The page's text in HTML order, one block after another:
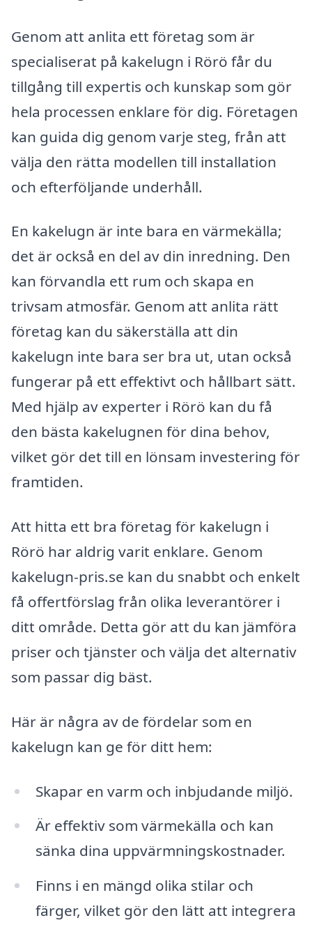
Genom att anlita ett företag som är
specialiserat på kakelugn i Rörö får du
tillgång till expertis och kunskap som gör
hela processen enklare för dig. Företagen
kan guida dig genom varje steg, från att
välja den rätta modellen till installation
och efterföljande underhåll.
En kakelugn är inte bara en värmekälla;
det är också en del av din inredning. Den
kan förvandla ett rum och skapa en
trivsam atmosfär. Genom att anlita rätt
företag kan du säkerställa att din
kakelugn inte bara ser bra ut, utan också
fungerar på ett effektivt och hållbart sätt.
Med hjälp av experter i Rörö kan du få
den bästa kakelugnen för dina behov,
vilket gör det till en lönsam investering för
framtiden.
Att hitta ett bra företag för kakelugn i
Rörö har aldrig varit enklare. Genom
kakelugn-pris.se kan du snabbt och enkelt
få offertförslag från olika leverantörer i
ditt område. Detta gör att du kan jämföra
priser och tjänster och välja det alternativ
som passar dig bäst.
Här är några av de fördelar som en
kakelugn kan ge för ditt hem:
Skapar en varm och inbjudande miljö.
Är effektiv som värmekälla och kan
sänka dina uppvärmningskostnader.
Finns i en mängd olika stilar och
färger, vilket gör den lätt att integrera